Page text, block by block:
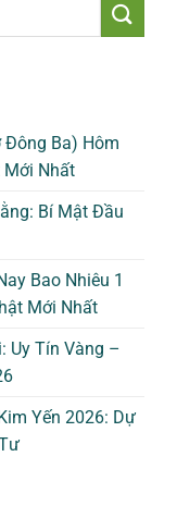
Đông Ba) Hôm
Mới Nhất
Bí Mật Đầu
Bao Nhiêu 1
Mới Nhất
Uy Tín Vàng –
Yến 2026: Dự